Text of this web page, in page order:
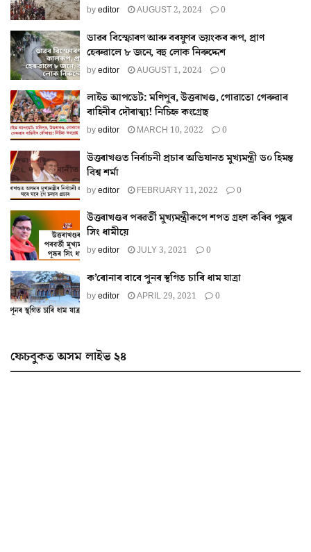
byeditor AUGUST 2, 2024 0
ডাৱৰ বিস্ফোৰণ আৰু বৰষুণৰ ভয়ংকৰ ৰূপ, প্ৰাণ
হেৰুৱালে ৮ জনে, বহু লোক নিৰুদ্দেশ
byeditor AUGUST 1, 2024 0
লাইভ আপডেট: মণিপুৰ, উত্তৰাখণ্ড, গোৱাতো গেৰুৱাৰ
বাহিনীৰ দৌৰাত্ম্য! নিচিহ্ন কংগ্ৰেছ
byeditor MARCH 10, 2022 0
উত্তৰাখণ্ডত নিৰ্বাচনী প্ৰচাৰ অভিযানত মুখ্যমন্ত্ৰী ড০ হিমন্ত
বিশ্ব শৰ্মা
byeditor FEBRUARY 11, 2022 0
উত্তৰাখণ্ডৰ পৰৱৰ্তী মুখ্যমন্ত্ৰীৰূপে শপত গ্ৰহণ কৰিব পুষ্কৰ
সিং ধামীয়ে
byeditor JULY 3, 2021 0
ক’ৰোনাৰ বাবে পুনৰ স্থগিত চাৰি ধাম যাত্ৰা
byeditor APRIL 29, 2021 0
ফেচবুকত অসম লাইভ ২৪